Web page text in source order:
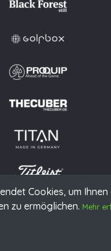
Cookies, um Ihnen
zu ermöglichen. Mehr
© 2026 PGAoG